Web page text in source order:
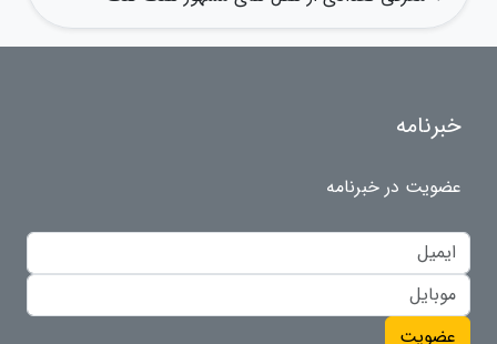
خبرنامه
عضویت در خبرنامه
عضویت